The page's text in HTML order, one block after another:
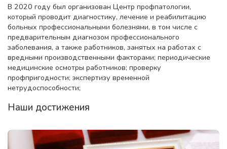
В 2020 году был организован Центр профпатологии,
который проводит диагностику, лечение и реабилитацию
больных профессиональными болезнями, в том числе с
предварительным диагнозом профессионального
заболевания, а также работников, занятых на работах с
вредными производственными факторами; периодические
медицинские осмотры работников; проверку
профпригодности; экспертизу временной
нетрудоспособности;
Наши достижения